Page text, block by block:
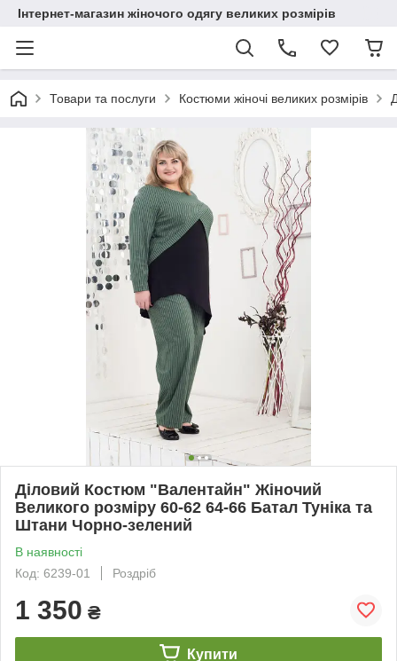
Інтернет-магазин жіночого одягу великих розмірів
Товари та послуги Костюми жіночі великих розмірів
Діловий Костюм "Валентайн" Жіночий
Великого розміру 60-62 64-66 Батал Туніка та
Штани Чорно-зелений
В наявності
Код: 6239-01
Роздріб
1 350 ₴
Купити